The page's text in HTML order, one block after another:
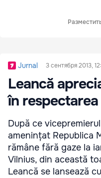
Jurnal 3 сентября 2013,
Leancă
în
După ce
amenințat Republica
rămâne fără gaze la
Vilnius, din această
Leancă se lansează